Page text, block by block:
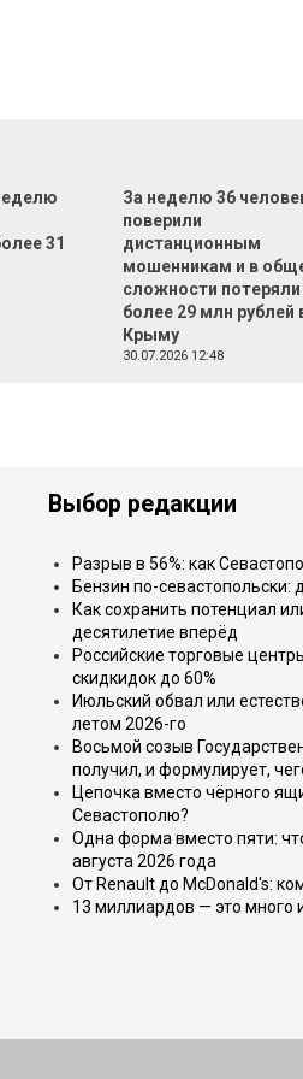
31
За неделю 36
поверили
дистанционным
мошенникам и в
сложности потеряли
более 29 млн рублей
Крыму
30.07.2026 12:48
Выбор редакции
Разрыв в 56%: как
Бензин по-севастопольски:
Как сохранить потенциал
десятилетие вперёд
Российские торговые
скидкидок до 60%
Июльский обвал или
летом 2026-го
Восьмой созыв
получил, и формулирует,
Цепочка вместо чёрного
Севастополю?
Одна форма вместо пяти:
августа 2026 года
От Renault до McDonald's:
13 миллиардов — это много